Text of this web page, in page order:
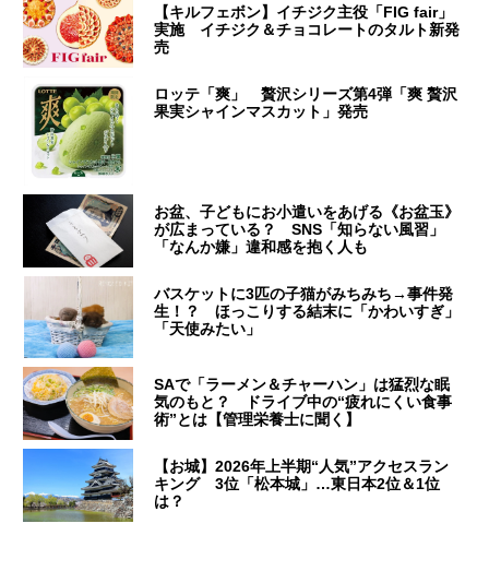
【キルフェボン】イチジク主役「FIG fair」
実施 イチジク＆チョコレートのタルト新発
売
ロッテ「爽」 贅沢シリーズ第4弾「爽 贅沢
果実シャインマスカット」発売
お盆、子どもにお小遣いをあげる《お盆玉》
が広まっている？ SNS「知らない風習」
「なんか嫌」違和感を抱く人も
バスケットに3匹の子猫がみちみち→事件発
生！？ ほっこりする結末に「かわいすぎ」
「天使みたい」
SAで「ラーメン＆チャーハン」は猛烈な眠
気のもと？ ドライブ中の“疲れにくい食事
術”とは【管理栄養士に聞く】
【お城】2026年上半期“人気”アクセスラン
キング 3位「松本城」…東日本2位＆1位
は？